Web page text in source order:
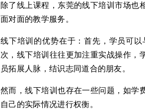
除了线上课程，东莞的线下培训市场也
面对面的教学服务。
线下培训的优势在于：首先，学员可
次，线下培训往往更加注重实战操作，
员拓展人脉，结识志同道合的朋友。
然而，线下培训也存在一些问题，如学
自己的实际情况进行权衡。